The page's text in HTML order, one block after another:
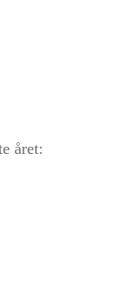
året: